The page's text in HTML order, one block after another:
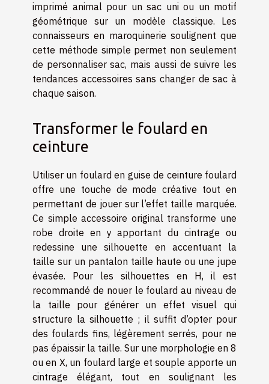
imprimé animal pour un sac uni ou un motif
géométrique sur un modèle classique. Les
connaisseurs en maroquinerie soulignent que
cette méthode simple permet non seulement
de personnaliser sac, mais aussi de suivre les
tendances accessoires sans changer de sac à
chaque saison.
Transformer le foulard en
ceinture
Utiliser un foulard en guise de ceinture foulard
offre une touche de mode créative tout en
permettant de jouer sur l’effet taille marquée.
Ce simple accessoire original transforme une
robe droite en y apportant du cintrage ou
redessine une silhouette en accentuant la
taille sur un pantalon taille haute ou une jupe
évasée. Pour les silhouettes en H, il est
recommandé de nouer le foulard au niveau de
la taille pour générer un effet visuel qui
structure la silhouette ; il suffit d’opter pour
des foulards fins, légèrement serrés, pour ne
pas épaissir la taille. Sur une morphologie en 8
ou en X, un foulard large et souple apporte un
cintrage élégant, tout en soulignant les